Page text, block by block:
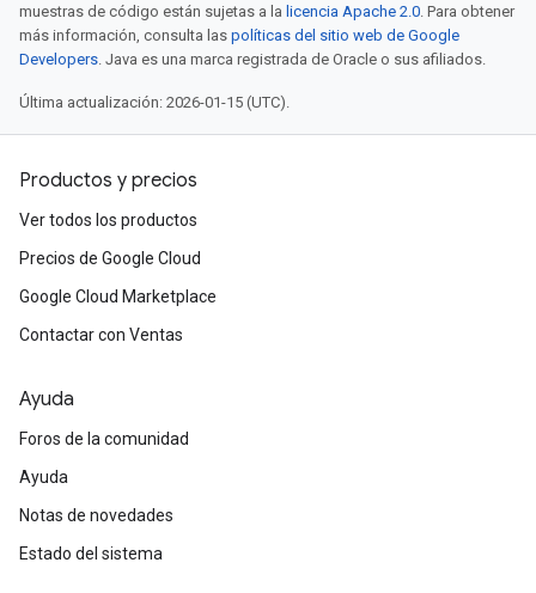
muestras de código están sujetas a la licencia Apache 2.0 . Para obtener
más información, consulta las políticas del sitio web de Google
Developers . Java es una marca registrada de Oracle o sus afiliados.
Última actualización: 2026-01-15 (UTC).
Productos y precios
Ver todos los productos
Precios de Google Cloud
Google Cloud Marketplace
Contactar con Ventas
Ayuda
Foros de la comunidad
Ayuda
Notas de novedades
Estado del sistema